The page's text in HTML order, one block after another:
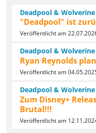
Deadpool & Wolverine
"Deadpool" ist
Veröffentlicht am
Deadpool & Wolverine
Ryan Reynolds
Veröffentlicht am
Deadpool & Wolverine
Zum Disney+
Brutal!!!
Veröffentlicht am